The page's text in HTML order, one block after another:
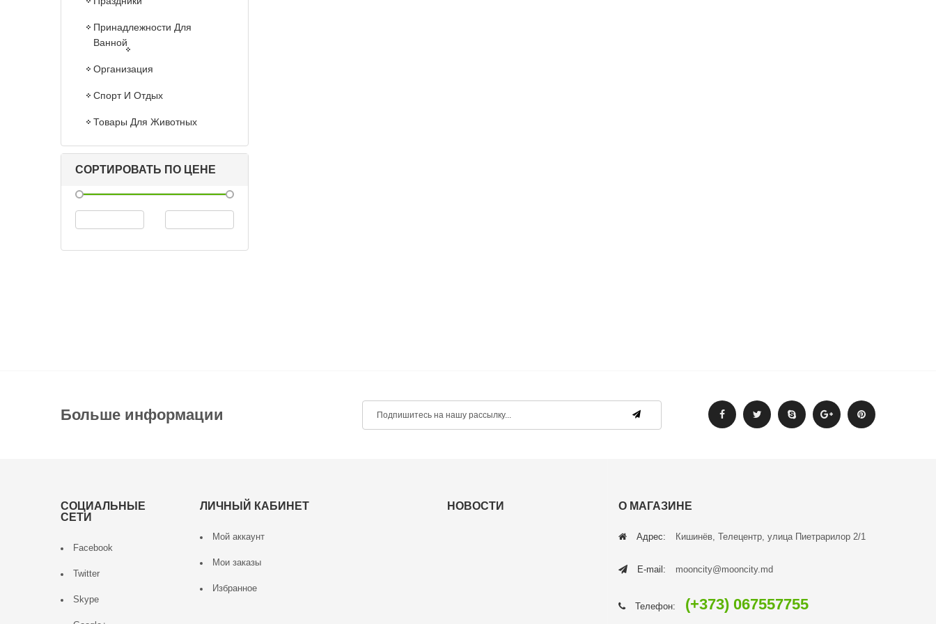
Принадлежности Для
Ванной
Организация
Спорт И Отдых
Товары Для Животных
СОРТИРОВАТЬ ПО ЦЕНЕ
Больше информации
СОЦИАЛЬНЫЕ
СЕТИ
Facebook
Twitter
Skype
ЛИЧНЫЙ КАБИНЕТ
Мой аккаунт
Мои заказы
Избранное
НОВОСТИ О МАГАЗИНЕ
Адрес: Кишинёв, Телецентр, улица Пиетрарилор 2/1
E-mail: mooncity@mooncity.md
Телефон: (+373) 067557755